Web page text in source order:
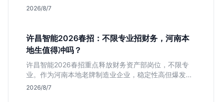
匹配度及工作地点限制，助理工科生判断是否值得投
2026/8/7
许昌智能2026春招：不限专业招财务，河南本
地生值得冲吗？
许昌智能2026春招重点释放财务资产部岗位，不限专
业。作为河南本地老牌制造业企业，稳定性高但爆发涨
薪机会少。适合想在本地积累工业场景经验的应届生。
2026/8/7